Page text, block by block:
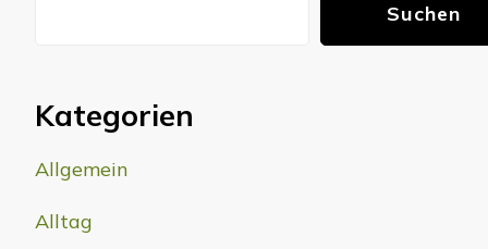
Suchen
Kategorien
Allgemein
Alltag